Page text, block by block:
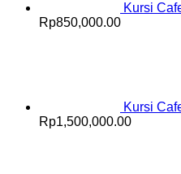
Kursi
Rp850,000.00
Kursi
Rp1,500,000.00